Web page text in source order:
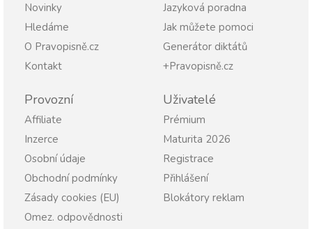
Novinky
Hledáme
O Pravopisně.cz
Kontakt
Jazyková poradna
Jak můžete pomoci
Generátor diktátů
+Pravopisně.cz
Provozní
Affiliate
Inzerce
Osobní údaje
Obchodní podmínky
Zásady cookies (EU)
Omez. odpovědnosti
Uživatelé
Prémium
Maturita 2026
Registrace
Přihlášení
Blokátory reklam